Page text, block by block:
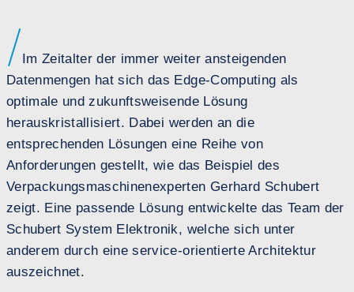
Im Zeitalter der immer weiter ansteigenden
Datenmengen hat sich das Edge-Computing als
optimale und zukunftsweisende Lösung
herauskristallisiert. Dabei werden an die
entsprechenden Lösungen eine Reihe von
Anforderungen gestellt, wie das Beispiel des
Verpackungsmaschinenexperten Gerhard Schubert
zeigt. Eine passende Lösung entwickelte das Team der
Schubert System Elektronik, welche sich unter
anderem durch eine service-orientierte Architektur
auszeichnet.